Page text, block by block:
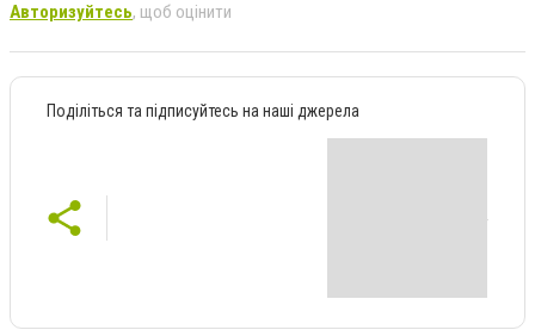
Авторизуйтесь, щоб оцінити
Поділіться та підписуйтесь на наші джерела